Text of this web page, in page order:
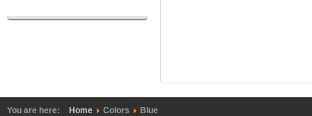
You are here: Home Colors Blue